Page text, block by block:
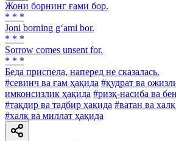
Жони борнинг ғами бор.
* * *
Joni borning g‘ami bor.
* * *
Sorrow comes unsent for.
* * *
Беда приспела, наперед не сказалась.
#севинч ва ғам ҳақида #қудрат ва
имконсизлик ҳақида #ризқ-насиба ва
#тақдир ва тадбир ҳақида #ватан ва халқ
#халқ ва миллат ҳақида